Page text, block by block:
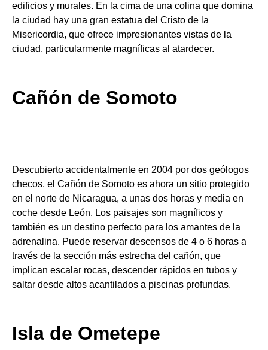
edificios y murales. En la cima de una colina que domina
la ciudad hay una gran estatua del Cristo de la
Misericordia, que ofrece impresionantes vistas de la
ciudad, particularmente magníficas al atardecer.
Cañón de Somoto
Descubierto accidentalmente en 2004 por dos geólogos
checos, el Cañón de Somoto es ahora un sitio protegido
en el norte de Nicaragua, a unas dos horas y media en
coche desde León. Los paisajes son magníficos y
también es un destino perfecto para los amantes de la
adrenalina. Puede reservar descensos de 4 o 6 horas a
través de la sección más estrecha del cañón, que
implican escalar rocas, descender rápidos en tubos y
saltar desde altos acantilados a piscinas profundas.
Isla de Ometepe